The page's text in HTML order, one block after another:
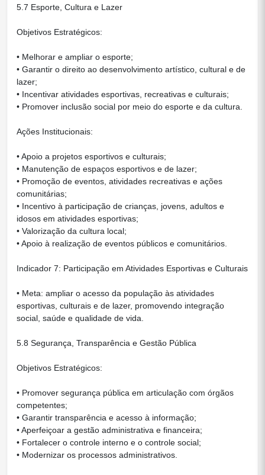
5.7 Esporte, Cultura e Lazer
Objetivos Estratégicos:
• Melhorar e ampliar o esporte;
• Garantir o direito ao desenvolvimento artístico, cultural e de
lazer;
• Incentivar atividades esportivas, recreativas e culturais;
• Promover inclusão social por meio do esporte e da cultura.
Ações Institucionais:
• Apoio a projetos esportivos e culturais;
• Manutenção de espaços esportivos e de lazer;
• Promoção de eventos, atividades recreativas e ações
comunitárias;
• Incentivo à participação de crianças, jovens, adultos e
idosos em atividades esportivas;
• Valorização da cultura local;
• Apoio à realização de eventos públicos e comunitários.
Indicador 7: Participação em Atividades Esportivas e Culturais
• Meta: ampliar o acesso da população às atividades
esportivas, culturais e de lazer, promovendo integração
social, saúde e qualidade de vida.
5.8 Segurança, Transparência e Gestão Pública
Objetivos Estratégicos:
• Promover segurança pública em articulação com órgãos
competentes;
• Garantir transparência e acesso à informação;
• Aperfeiçoar a gestão administrativa e financeira;
• Fortalecer o controle interno e o controle social;
• Modernizar os processos administrativos.